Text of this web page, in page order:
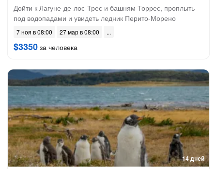
Дойти к Лагуне-де-лос-Трес и башням Торрес, проплыть
под водопадами и увидеть ледник Перито-Морено
7 ноя в 08:00 27 мар в 08:00
$3350 за человека
14 дней